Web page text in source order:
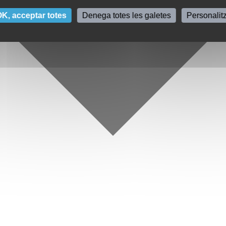
acceptar totes Denega totes les galetes